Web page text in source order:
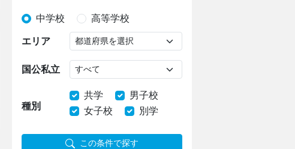
中学校 高等学校
エリア
国公私立
種別
共学
男子校
女子校
別学
この条件で探す